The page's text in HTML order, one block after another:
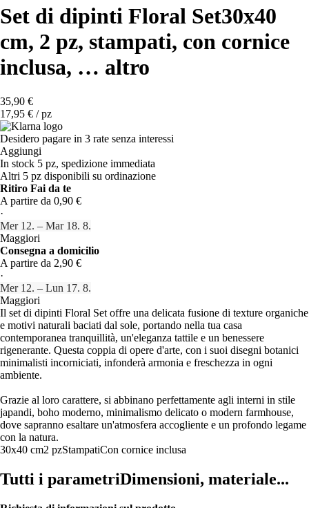
Set di dipinti Floral Set30x40
cm, 2 pz, stampati, con cornice
inclusa, … altro
35,90 €
17,95 € / pz
Desidero pagare in 3 rate senza interessi
Aggiungi
In stock 5 pz, spedizione immediata
Altri 5 pz disponibili su ordinazione
Ritiro Fai da te
A partire da 0,90 €
·
Mer 12. – Mar 18. 8.
Maggiori
Consegna a domicilio
A partire da 2,90 €
·
Mer 12. – Lun 17. 8.
Maggiori
Il set di dipinti Floral Set offre una delicata fusione di texture organiche
e motivi naturali baciati dal sole, portando nella tua casa
contemporanea tranquillità, un'eleganza tattile e un benessere
rigenerante. Questa coppia di opere d'arte, con i suoi disegni botanici
minimalisti incorniciati, infonderà armonia e freschezza in ogni
ambiente.
Grazie al loro carattere, si abbinano perfettamente agli interni in stile
japandi, boho moderno, minimalismo delicato o modern farmhouse,
dove sapranno esaltare un'atmosfera accogliente e un profondo legame
con la natura.
30x40 cm2 pzStampatiCon cornice inclusa
Tutti i parametriDimensioni, materiale...